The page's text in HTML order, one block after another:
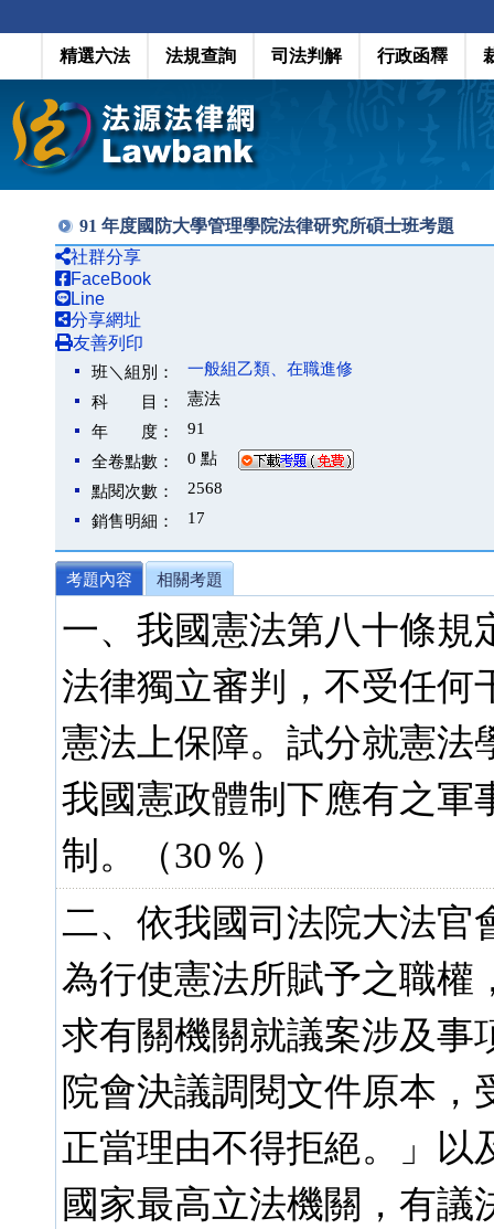
精選六法 法規查詢 司法判解 行政函釋
91 年度國防大學管理學院法律研究所碩士班考題
社群分享
FaceBook
Line
分享網址
友善列印
班＼組別：
一般組乙類、在職進修
科 目：
憲法
年 度：
91
全卷點數：
0 點
點閱次數：
2568
銷售明細：
17
考題內容 相關考題
一、我國憲法第八十條規
法律獨立審判，不受任何
憲法上保障。試分就憲法
我國憲政體制下應有之軍
制。（30％）
二、依我國司法院大法官
為行使憲法所賦予之職
求有關機關就議案涉及事
院會決議調閱文件原本
正當理由不得拒絕。」以
國家最高立法機關，有